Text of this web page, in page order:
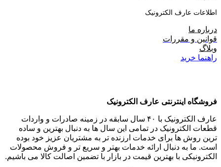
اطلاعات عارف الکترونیک
درباره ما
قوانین و مقررات
وبلاگ
راهنما خرید
فروشگاه اینترنتی عارف الکترونیک
عارف الکترونیک با ۴۰ سال سابقه در زمینه صادرات و واردات
قطعات الکترونیک در تمامی این سال ها به دنبال بهترین و ساده
ترین روش ها برای خدمات ارزنده تر به مشتریان عزیز خود بوده
است. ما به دنبال ارائه خدمات بهتر و سریع تر و فروش محصولات
الکترونیکی با بهترین قیمت در بازار با تضمین اصالت کالا می باشیم.